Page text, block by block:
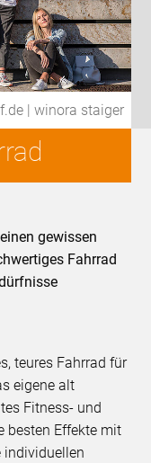
| winora staiger
gewissen
Fahrrad
teures Fahrrad für
eigene alt
Fitness- und
besten Effekte mit
individuellen